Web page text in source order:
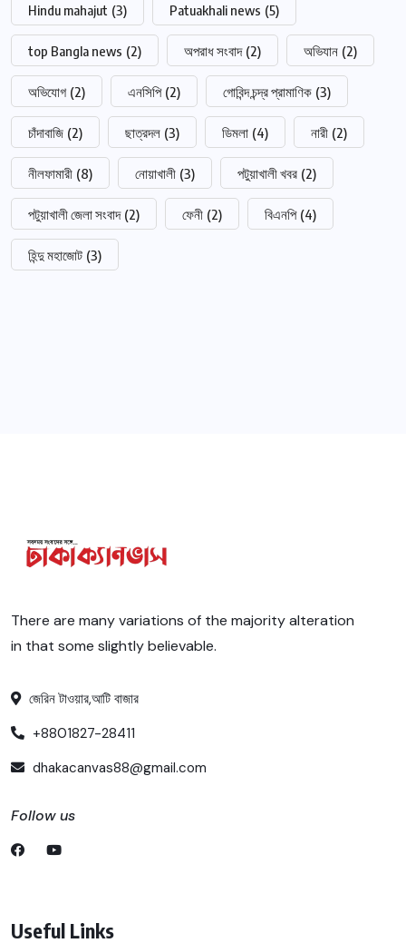
Hindu mahajut (3) Patuakhali news (5)
top Bangla news (2) অপরাধ সংবাদ (2) অভিযান (2)
অভিযোগ (2) এনসিপি (2) গোবিন্দ চন্দ্র প্রামাণিক (3)
চাঁদাবাজি (2) ছাত্রদল (3) ডিমলা (4) নারী (2)
নীলফামারী (8) নোয়াখালী (3) পটুয়াখালী খবর (2)
পটুয়াখালী জেলা সংবাদ (2) ফেনী (2) বিএনপি (4)
হিন্দু মহাজোট (3)
There are many variations of the majority alteration
in that some slightly believable.
জেরিন টাওয়ার,আটি বাজার
+8801827-28411
dhakacanvas88@gmail.com
Follow us
Useful Links